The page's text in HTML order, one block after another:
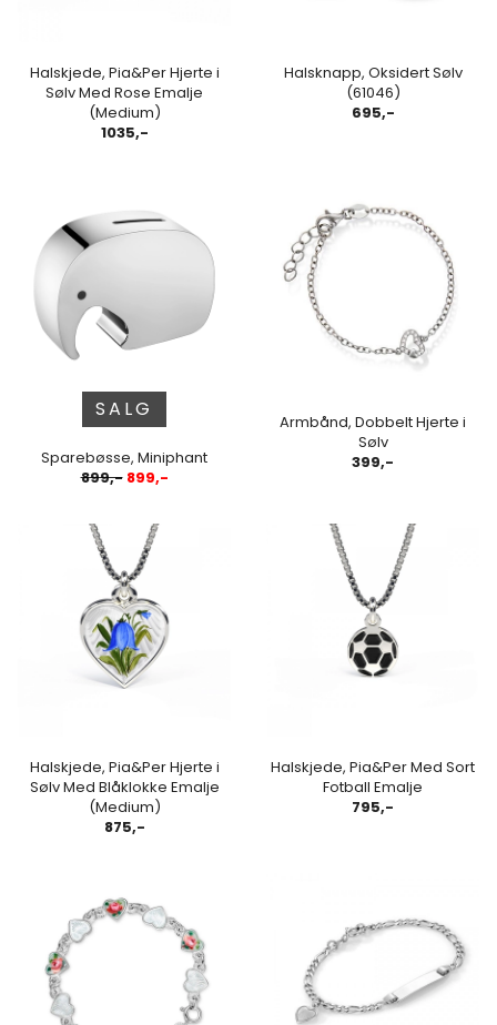
Halskjede, Pia&Per Hjerte i
Sølv Med Rose Emalje
(Medium)
1035,-
Halsknapp, Oksidert Sølv
(61046)
695,-
SALG
Sparebøsse, Miniphant
899,-899,-
Armbånd, Dobbelt Hjerte i
Sølv
399,-
Halskjede, Pia&Per Hjerte i
Sølv Med Blåklokke Emalje
(Medium)
875,-
Halskjede, Pia&Per Med Sort
Fotball Emalje
795,-